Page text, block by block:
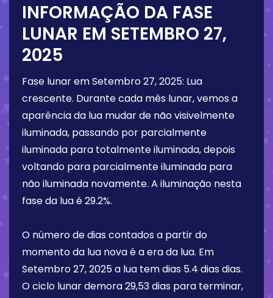
INFORMAÇÃO DA FASE
LUNAR EM SETEMBRO 27,
2025
Fase lunar emSetembro 27, 2025: Lua
crescente. Durante cada mês lunar, vemos a
aparência da lua mudar de não visivelmente
iluminada, passando por parcialmente
iluminada para totalmente iluminada, depois
voltando para parcialmente iluminada para
não iluminada novamente. A iluminação nesta
fase da lua é29.2%.
O número de dias contados a partir do
momento da lua nova é a era da lua. Em
Setembro 27, 2025a lua tem dias 5.4 dias dias.
O ciclo lunar demora 29,53 dias para terminar,